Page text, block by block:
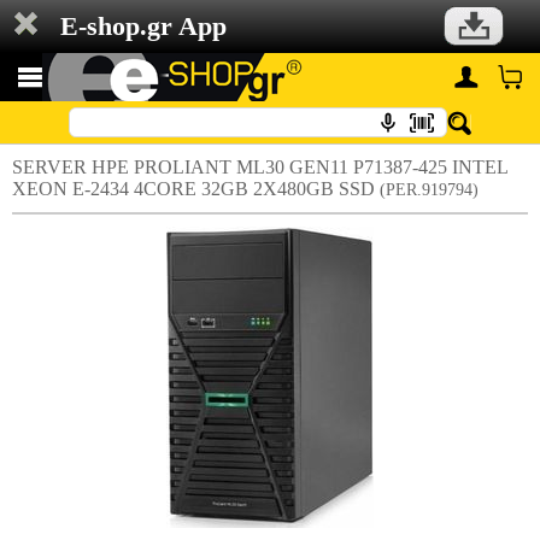
E-shop.gr App
SERVER HPE PROLIANT ML30 GEN11 P71387-425 INTEL
XEON E-2434 4CORE 32GB 2X480GB SSD (PER.919794)